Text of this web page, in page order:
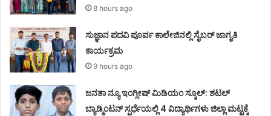
8 hours ago
ಸುಜ್ಞಾನ ಪದವಿ ಪೂರ್ವ ಕಾಲೇಜಿನಲ್ಲಿ ಸೈಬರ್ ಜಾಗೃತಿ
ಕಾರ್ಯಕ್ರಮ
9 hours ago
ಜನತಾ ನ್ಯೂ ಇಂಗ್ಲೀಷ್ ಮಿಡಿಯಂ ಸ್ಕೂಲ್: ಶಟಲ್
ಬ್ಯಾಡ್ಮಿಂಟನ್ ಸ್ಪರ್ಧೆಯಲ್ಲಿ 4 ವಿದ್ಯಾರ್ಥಿಗಳು ಜಿಲ್ಲಾ ಮಟ್ಟಕ್ಕೆ